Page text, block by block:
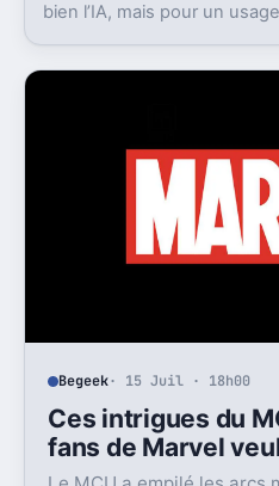
bien l’IA, mais pour un
Begeek· 15 Juil · 18h00
Ces intrigues du
fans de Marvel